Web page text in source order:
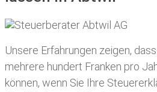
Unsere Erfahrungen zeigen,
mehrere hundert Franken pro
können, wenn Sie Ihre